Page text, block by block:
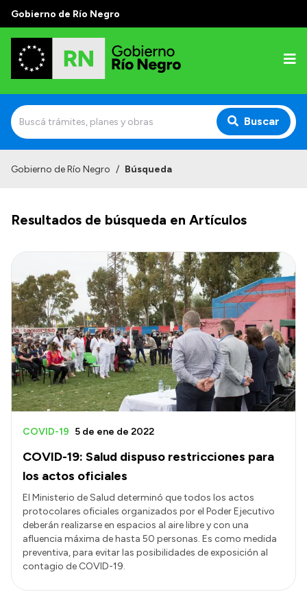
Gobierno de Río Negro
Buscar
Prensa
Autoridades y Organismos
Discursos en la Legislatura
Casa de Gobierno
Acerca de Río Negro
Historia
Geografía
Invertí en Río Negro
Transparencia
Presupuesto
Boletín Oficial
Compras y licitaciones
Consulta de expedientes
Gobierno de Río Negro / Búsqueda
Resultados de búsqueda en Artículos
COVID-19: Salud dispuso restricciones para
los actos oficiales
COVID-19 5 de ene de 2022
El Ministerio de Salud determinó que todos los actos
protocolares oficiales organizados por el Poder Ejecutivo
deberán realizarse en espacios al aire libre y con una
afluencia máxima de hasta 50 personas. Es como medida
preventiva, para evitar las posibilidades de exposición al
contagio de COVID-19.